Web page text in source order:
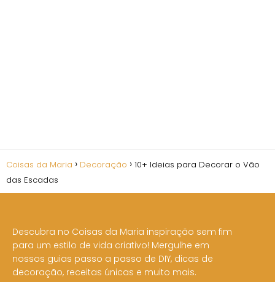
Coisas da Maria Decoração
10+ Ideias para Decorar o Vão
das Escadas
Descubra no Coisas da Maria inspiração sem fim
para um estilo de vida criativo! Mergulhe em
nossos guias passo a passo de DIY, dicas de
decoração, receitas únicas e muito mais.